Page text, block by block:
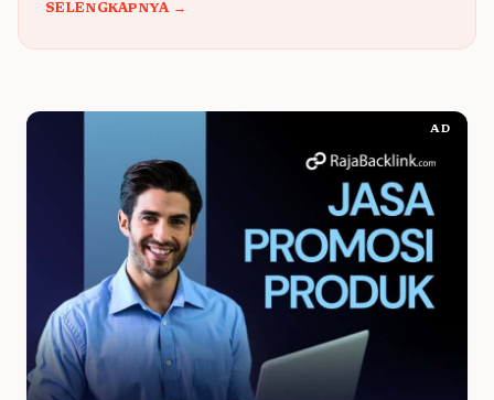
SELENGKAPNYA →
AD